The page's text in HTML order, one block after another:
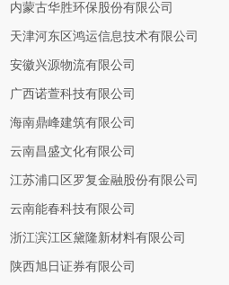
内蒙古华胜环保股份有限公司
天津河东区鸿运信息技术有限公司
安徽兴源物流有限公司
广西诺萱科技有限公司
海南鼎峰建筑有限公司
云南昌盛文化有限公司
江苏浦口区罗复金融股份有限公司
云南能春科技有限公司
浙江滨江区黛隆新材料有限公司
陕西旭日证券有限公司